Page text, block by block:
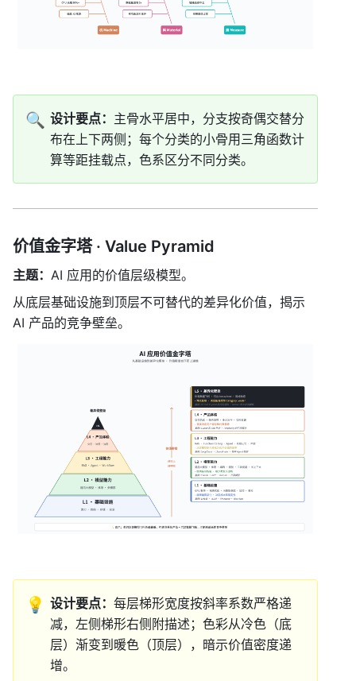
🔍 设计要点： 主骨水平居中，分支按奇偶交替分
布在上下两侧；每个分类的小骨用三角函数计
算等距挂载点，色系区分不同分类。
价值金字塔 · Value Pyramid
主题： AI 应用的价值层级模型。
从底层基础设施到顶层不可替代的差异化价值，揭示
AI 产品的竞争壁垒。
💡 设计要点： 每层梯形宽度按斜率系数严格递
减，左侧梯形右侧附描述；色彩从冷色（底
层）渐变到暖色（顶层），暗示价值密度递
增。